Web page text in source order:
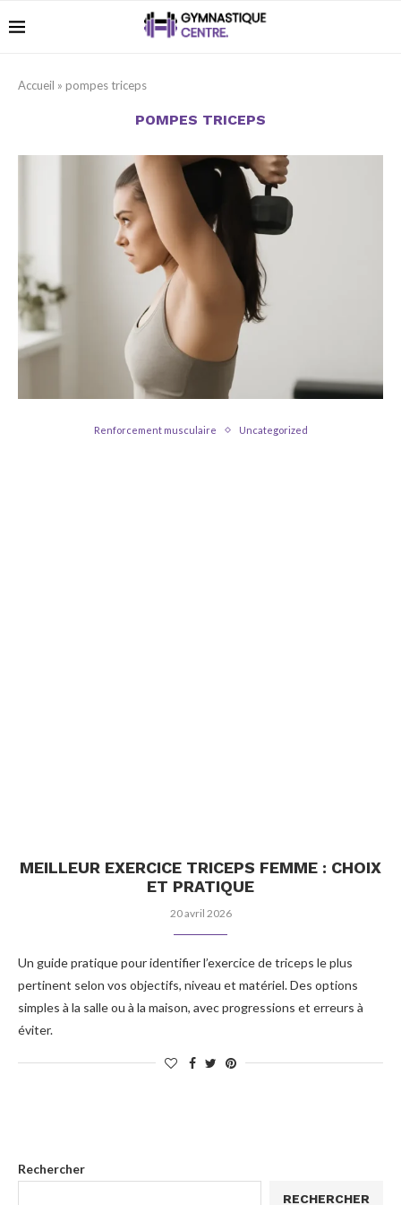
Accueil » pompes triceps
POMPES TRICEPS
Renforcement musculaire Uncategorized
MEILLEUR EXERCICE TRICEPS FEMME : CHOIX
ET PRATIQUE
20 avril 2026
Un guide pratique pour identifier l’exercice de triceps le plus
pertinent selon vos objectifs, niveau et matériel. Des options
simples à la salle ou à la maison, avec progressions et erreurs à
éviter.
Rechercher
RECHERCHER